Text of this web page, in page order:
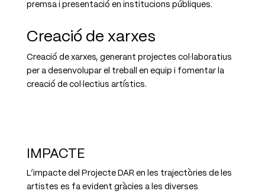
premsa i presentació en institucions públiques.
Creació de xarxes
Creació de xarxes, generant projectes col·laboratius
per a desenvolupar el treball en equip i fomentar la
creació de col·lectius artístics.
IMPACTE
L’impacte del Projecte DAR en les trajectòries de les
artistes es fa evident gràcies a les diverses